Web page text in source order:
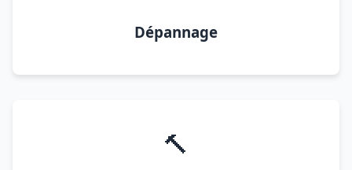
Dépannage
🔨